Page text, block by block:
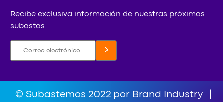
Recibe exclusiva información de nuestras próximas
subastas.
© Subastemos 2022 por Brand Industry